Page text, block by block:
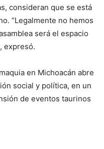
consideran que se está
“Legalmente no hemos
será el espacio
expresó.
en Michoacán abre
social y política, en un
de eventos taurinos